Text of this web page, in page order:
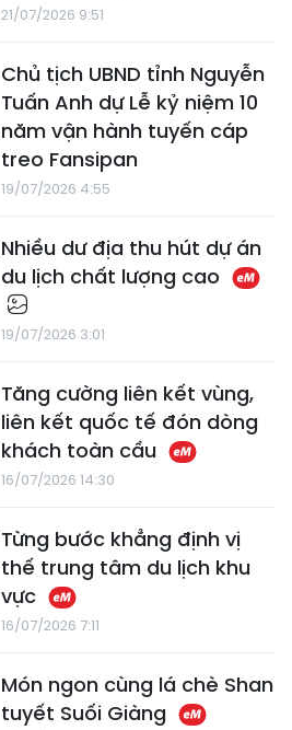
21/07/2026 9:51
Chủ tịch UBND tỉnh Nguyễn
Tuấn Anh dự Lễ kỷ niệm 10
năm vận hành tuyến cáp
treo Fansipan
19/07/2026 4:55
Nhiều dư địa thu hút dự án
du lịch chất lượng cao
19/07/2026 3:01
Tăng cường liên kết vùng,
liên kết quốc tế đón dòng
khách toàn cầu
16/07/2026 14:30
Từng bước khẳng định vị
thế trung tâm du lịch khu
vực
16/07/2026 7:11
Món ngon cùng lá chè Shan
tuyết Suối Giàng